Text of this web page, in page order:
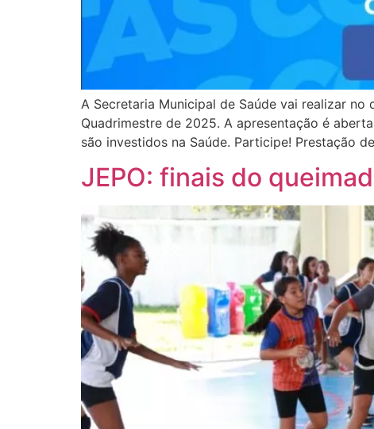
A Secretaria Municipal de Saúde vai realizar no
Quadrimestre de 2025. A apresentação é
são investidos na Saúde. Participe! Prestação
JEPO: finais do